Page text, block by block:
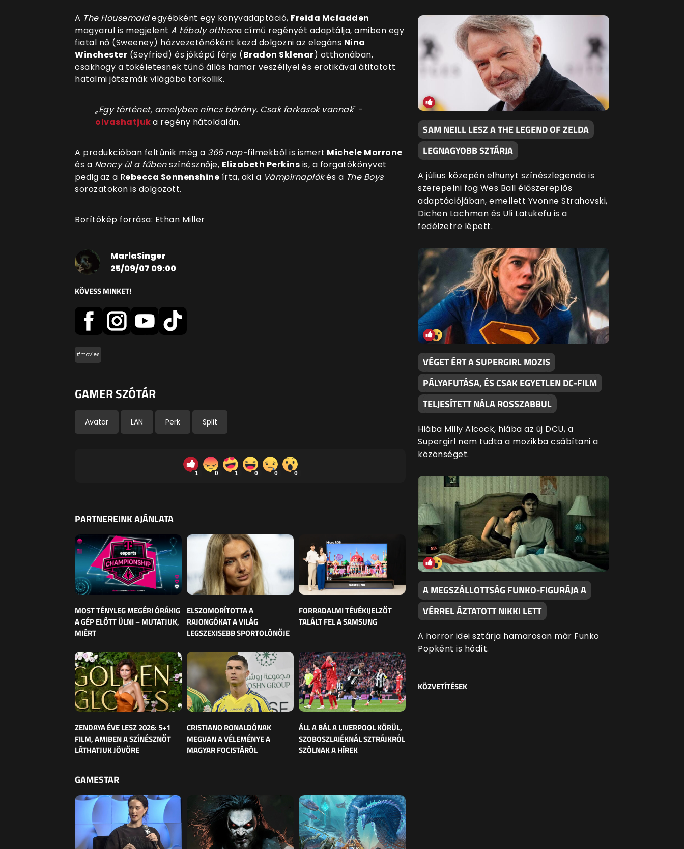
A The Housemaidegyébként egy könyvadaptáció, Freida Mcfadden
magyarul is megjelent A téboly otthona című regényét adaptálja, amiben egy
fiatal nő (Sweeney) házvezetőnőként kezd dolgozni az elegáns Nina
Winchester (Seyfried) és jóképű férje (Bradon Sklenar) otthonában,
csakhogy a tökéletesnek tűnő állás hamar veszéllyel és erotikával átitatott
hatalmi játszmák világába torkollik.
„Egy történet, amelyben nincs bárány. Csak farkasok vannak" -
olvashatjuka regény hátoldalán.
A produkcióban feltűnik még a 365 nap-filmekből is ismert Michele Morrone
és a Nancy ül a fűbenszínésznője, Elizabeth Perkins is, a forgatókönyvet
pedigaz a Rebecca Sonnenshine írta, aki a Vámpírnaplókés a The Boys
sorozatokon is dolgozott.
Borítókép forrása: Ethan Miller
MarlaSinger
25/09/07 09:00
KÖVESS MINKET!
#movies
GAMER SZÓTÁR
Avatar LAN Perk Split
1 0 1 0 0 0
PARTNEREINK AJÁNLATA
MOST TÉNYLEG MEGÉRI ÓRÁKIG
A GÉP ELŐTT ÜLNI – MUTATJUK,
MIÉRT
ELSZOMORÍTOTTA A
RAJONGÓKAT A VILÁG
LEGSZEXISEBB SPORTOLÓNŐJE
FORRADALMI TÉVÉKIJELZŐT
TALÁLT FEL A SAMSUNG
ZENDAYA ÉVE LESZ 2026: 5+1
FILM, AMIBEN A SZÍNÉSZNŐT
LÁTHATJUK JÖVŐRE
CRISTIANO RONALDÓNAK
MEGVAN A VÉLEMÉNYE A
MAGYAR FOCISTÁRÓL
ÁLL A BÁL A LIVERPOOL KÖRÜL,
SZOBOSZLAIÉKNÁL SZTRÁJKRÓL
SZÓLNAK A HÍREK
GAMESTAR
SAM NEILL LESZ A THE LEGEND OF ZELDA
LEGNAGYOBB SZTÁRJA
A július közepén elhunyt színészlegenda is
szerepelni fog Wes Ball élőszereplős
adaptációjában, emellett Yvonne Strahovski,
Dichen Lachman és Uli Latukefu is a
fedélzetre lépett.
VÉGET ÉRT A SUPERGIRL MOZIS
PÁLYAFUTÁSA, ÉS CSAK EGYETLEN DC-FILM
TELJESÍTETT NÁLA ROSSZABBUL
Hiába Milly Alcock, hiába az új DCU, a
Supergirl nem tudta a mozikba csábítani a
közönséget.
A MEGSZÁLLOTTSÁG FUNKO-FIGURÁJA A
VÉRREL ÁZTATOTT NIKKI LETT
A horror idei sztárja hamarosan már Funko
Popként is hódít.
KÖZVETÍTÉSEK